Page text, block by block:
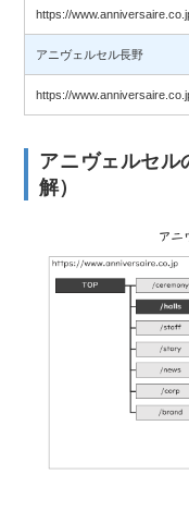
https://
アニヴェルセル長野
https://
アニヴェルセル
解）